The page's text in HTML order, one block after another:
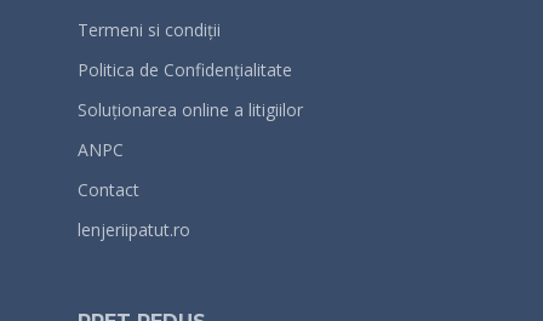
Termeni si condiții
Politica de Confidențialitate
Soluționarea online a litigiilor
ANPC
Contact
lenjeriipatut.ro